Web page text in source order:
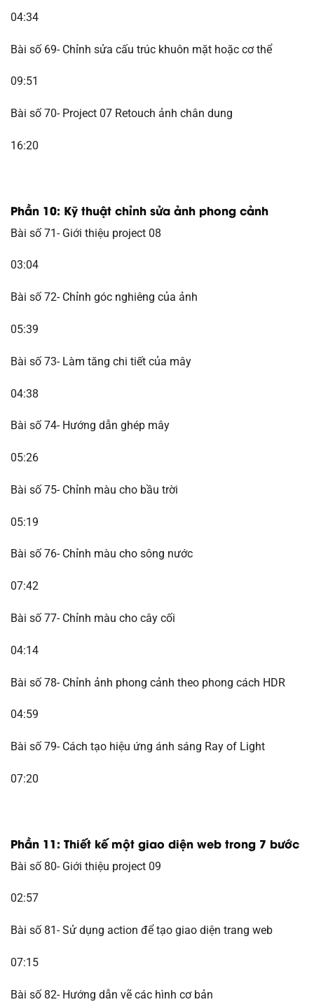
04:34
Bài số 69- Chỉnh sửa cấu trúc khuôn mặt hoặc cơ thể
09:51
Bài số 70- Project 07 Retouch ảnh chân dung
16:20
Phần 10: Kỹ thuật chỉnh sửa ảnh phong cảnh
Bài số 71- Giới thiệu project 08
03:04
Bài số 72- Chỉnh góc nghiêng của ảnh
05:39
Bài số 73- Làm tăng chi tiết của mây
04:38
Bài số 74- Hướng dẫn ghép mây
05:26
Bài số 75- Chỉnh màu cho bầu trời
05:19
Bài số 76- Chỉnh màu cho sông nước
07:42
Bài số 77- Chỉnh màu cho cây cối
04:14
Bài số 78- Chỉnh ảnh phong cảnh theo phong cách HDR
04:59
Bài số 79- Cách tạo hiệu ứng ánh sáng Ray of Light
07:20
Phần 11: Thiết kế một giao diện web trong 7 bước
Bài số 80- Giới thiệu project 09
02:57
Bài số 81- Sử dụng action để tạo giao diện trang web
07:15
Bài số 82- Hướng dẫn vẽ các hình cơ bản